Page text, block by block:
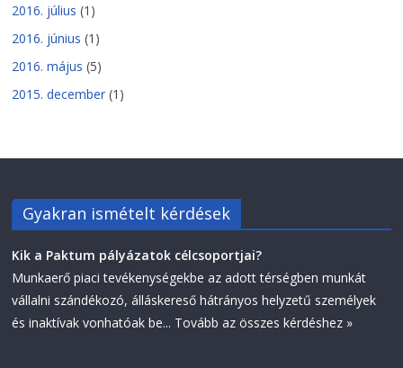
2016. július (1)
2016. június (1)
2016. május (5)
2015. december (1)
Gyakran ismételt kérdések
Kik a Paktum pályázatok célcsoportjai?
Munkaerő piaci tevékenységekbe az adott térségben munkát
vállalni szándékozó, álláskereső hátrányos helyzetű személyek
és inaktívak vonhatóak be... Tovább az összes kérdéshez »